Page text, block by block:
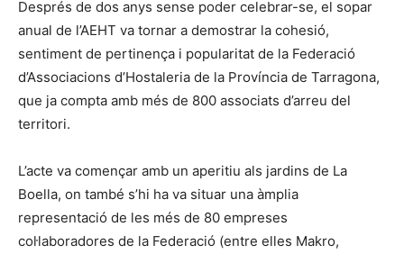
Després de dos anys sense poder celebrar-se, el sopar
anual de l’AEHT va tornar a demostrar la cohesió,
sentiment de pertinença i popularitat de la Federació
d’Associacions d’Hostaleria de la Província de Tarragona,
que ja compta amb més de 800 associats d’arreu del
territori.
L’acte va començar amb un aperitiu als jardins de La
Boella, on també s’hi ha va situar una àmplia
representació de les més de 80 empreses
col·laboradores de la Federació (entre elles Makro,